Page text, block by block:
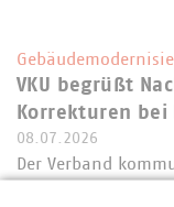
VKU begrüßt
Korrekturen bei
08.07.2026
Der Verband